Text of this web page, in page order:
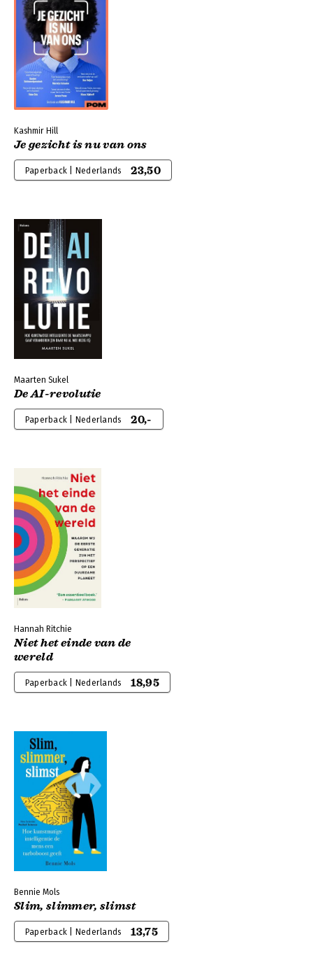
Kashmir Hill
Je gezicht is nu van ons
Paperback | Nederlands 23,50
Maarten Sukel
De AI-revolutie
Paperback | Nederlands 20,-
Hannah Ritchie
Niet het einde van de
wereld
Paperback | Nederlands 18,95
Bennie Mols
Slim, slimmer, slimst
Paperback | Nederlands 13,75